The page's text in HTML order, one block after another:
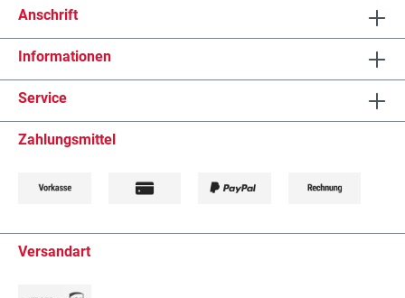
Anschrift
Informationen
Service
Zahlungsmittel
Versandart